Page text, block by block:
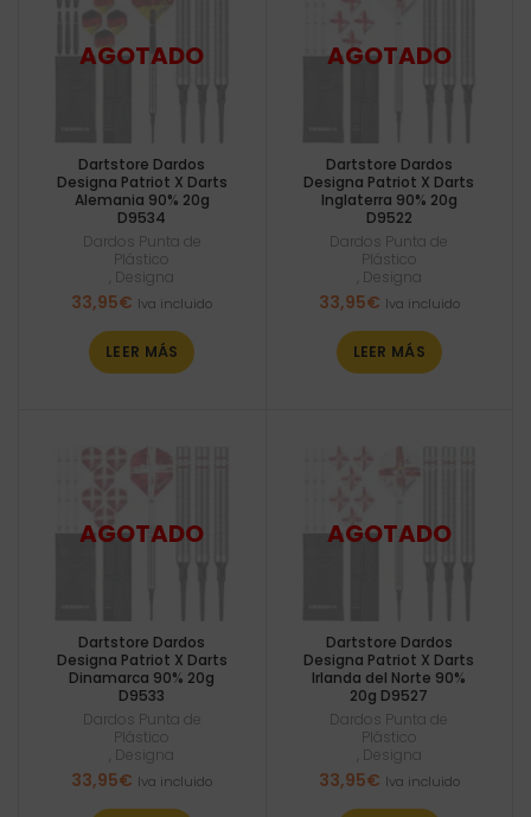
Dartstore Dardos
Designa Patriot X Darts
Alemania 90% 20g
D9534
Dardos Punta de
Plástico
Designa
33,95€ Iva incluido
LEER MÁS
Dartstore Dardos
Designa Patriot X Darts
Inglaterra 90% 20g
D9522
Dardos Punta de
Plástico
Designa
33,95€ Iva incluido
LEER MÁS
Dartstore Dardos
Designa Patriot X Darts
Dinamarca 90% 20g
D9533
Dardos Punta de
Plástico
Designa
33,95€ Iva incluido
Dartstore Dardos
Designa Patriot X Darts
Irlanda del Norte 90%
20g D9527
Dardos Punta de
Plástico
Designa
33,95€ Iva incluido